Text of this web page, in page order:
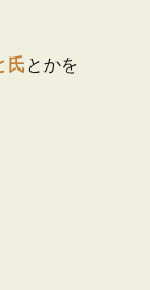
氏 とかを